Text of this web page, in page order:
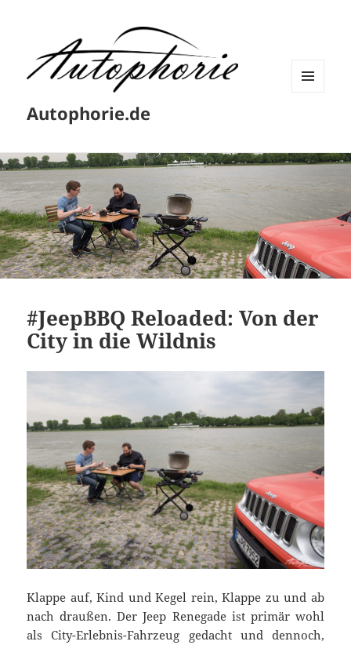
Autophorie.de
#JeepBBQ Reloaded: Von der
City in die Wildnis
Klappe auf, Kind und Kegel rein, Klappe zu und ab
nach draußen. Der Jeep Renegade ist primär wohl
als City-Erlebnis-Fahrzeug gedacht und dennoch,